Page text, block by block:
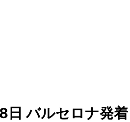
日 バルセロナ発